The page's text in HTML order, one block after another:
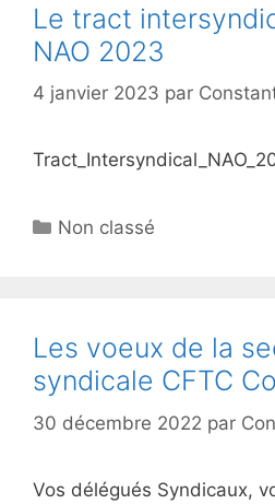
Le tract
NAO 2023
4 janvier 2023 par
Non classé
Les voeux de la
syndicale CFTC
30 décembre 2022 par
Vos délégués Syndicaux,